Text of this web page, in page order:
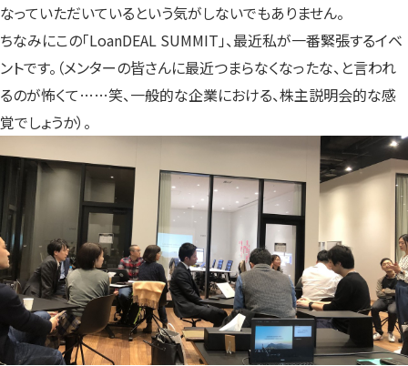
なっていただいているという気がしないでもありません。
ちなみにこの「LoanDEAL SUMMIT」、最近私が一番緊張するイベ
ントです。（メンターの皆さんに最近つまらなくなったな、と言われ
るのが怖くて……笑、一般的な企業における、株主説明会的な感
覚でしょうか）。